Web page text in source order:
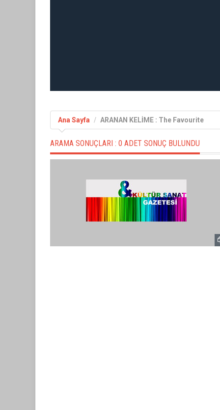
Ana Sayfa ARANAN KELİME : The Favourite
ARAMA SONUÇLARI : 0 ADET SONUÇ BULUNDU